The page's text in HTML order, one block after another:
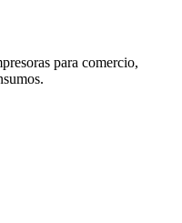
para comercio,